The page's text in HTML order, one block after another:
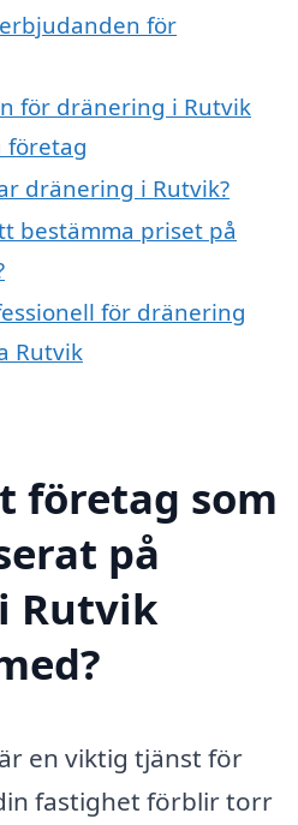
för
för dränering i Rutvik
företag
dränering i Rutvik?
bestämma priset på
för dränering
Rutvik
företag som
på
Rutvik
en viktig tjänst för
fastighet förblir torr